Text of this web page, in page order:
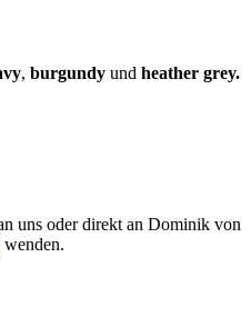
, burgundy und heather grey.
uns oder direkt an Dominik von
wenden.